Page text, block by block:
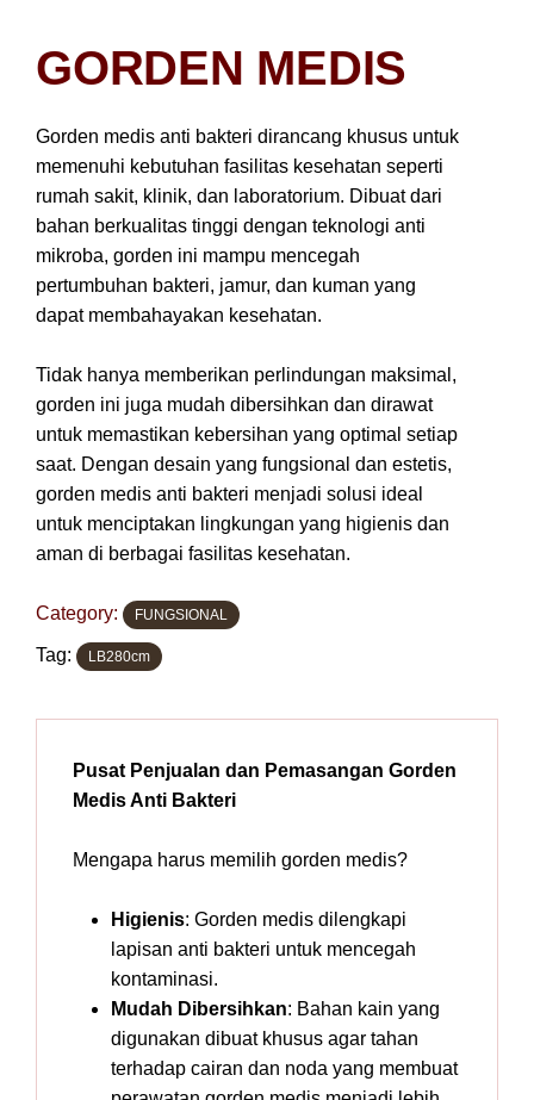
GORDEN MEDIS
Gorden medis anti bakteri dirancang khusus untuk
memenuhi kebutuhan fasilitas kesehatan seperti
rumah sakit, klinik, dan laboratorium. Dibuat dari
bahan berkualitas tinggi dengan teknologi anti
mikroba, gorden ini mampu mencegah
pertumbuhan bakteri, jamur, dan kuman yang
dapat membahayakan kesehatan.
Tidak hanya memberikan perlindungan maksimal,
gorden ini juga mudah dibersihkan dan dirawat
untuk memastikan kebersihan yang optimal setiap
saat. Dengan desain yang fungsional dan estetis,
gorden medis anti bakteri menjadi solusi ideal
untuk menciptakan lingkungan yang higienis dan
aman di berbagai fasilitas kesehatan.
Category: FUNGSIONAL
Tag: LB280cm
Pusat Penjualan dan Pemasangan Gorden
Medis Anti Bakteri
Mengapa harus memilih gorden medis?
Higienis: Gorden medis dilengkapi
lapisan anti bakteri untuk mencegah
kontaminasi.
Mudah Dibersihkan: Bahan kain yang
digunakan dibuat khusus agar tahan
terhadap cairan dan noda yang membuat